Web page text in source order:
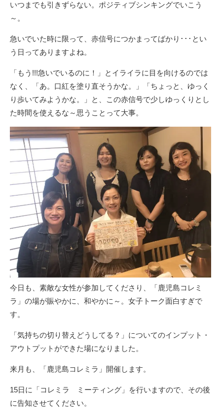
いつまでも引きずらない。ポジティブシンキングでいこう
～。
急いでいた時に限って、赤信号につかまってばかり･･･とい
う日ってありますよね。
「もう!!!急いでいるのに！」とイライラに目を向けるのでは
なく、「あ。口紅を塗り直そうかな。」「ちょっと、ゆっく
り歩いてみようかな。」と、この赤信号で少しゆっくりとし
た時間を使えるな～思うことって大事。
今日も、素敵な女性が参加してくださり、「鹿児島コレミ
ラ」の場が賑やかに、和やかに～。女子トーク面白すぎで
す。
「気持ちの切り替えどうしてる？」についてのインプット・
アウトプットができた場になりました。
来月も、「鹿児島コレミラ」開催します。
15日に「コレミラ ミーティング」を行いますので、その後
に告知させてください。